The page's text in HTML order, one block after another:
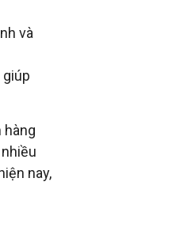
và
hàng
nay,